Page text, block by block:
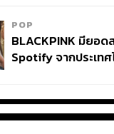
สุดก่อน
นกัน แหล่งข่าวใกล้ชิ
นักในทีมชนิดที่ต้องก
POP
BLACKPINK มียอ
Spotify จากประเท